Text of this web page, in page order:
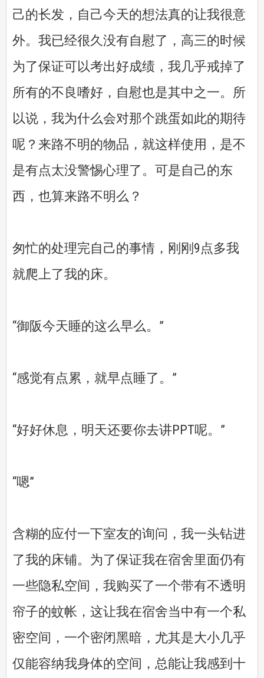
己的长发，自己今天的想法真的让我很意
外。我已经很久没有自慰了，高三的时候
为了保证可以考出好成绩，我几乎戒掉了
所有的不良嗜好，自慰也是其中之一。所
以说，我为什么会对那个跳蛋如此的期待
呢？来路不明的物品，就这样使用，是不
是有点太没警惕心理了。可是自己的东
西，也算来路不明么？
匆忙的处理完自己的事情，刚刚9点多我
就爬上了我的床。
“御阪今天睡的这么早么。”
“感觉有点累，就早点睡了。”
“好好休息，明天还要你去讲PPT呢。”
“嗯”
含糊的应付一下室友的询问，我一头钻进
了我的床铺。为了保证我在宿舍里面仍有
一些隐私空间，我购买了一个带有不透明
帘子的蚊帐，这让我在宿舍当中有一个私
密空间，一个密闭黑暗，尤其是大小几乎
仅能容纳我身体的空间，总能让我感到十